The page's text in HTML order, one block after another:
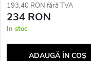
193,40 RON fără TVA
234 RON
In stoc
ADAUGĂ ÎN COŞ